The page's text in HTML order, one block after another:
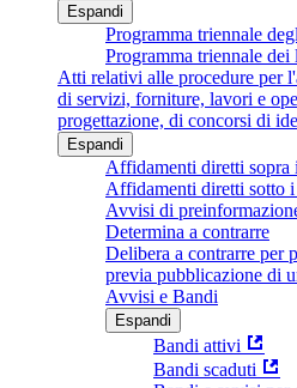
Espandi
Programma triennale
Programma triennale
Atti relativi alle procedure per
di servizi, forniture, lavori e
progettazione, di concorsi di
Espandi
Affidamenti diretti sopra
Affidamenti diretti sotto
Avvisi di
Determina a contrarre
Delibera a contrarre per
previa pubblicazione di
Avvisi e Bandi
Espandi
Bandi attivi
Bandi scaduti